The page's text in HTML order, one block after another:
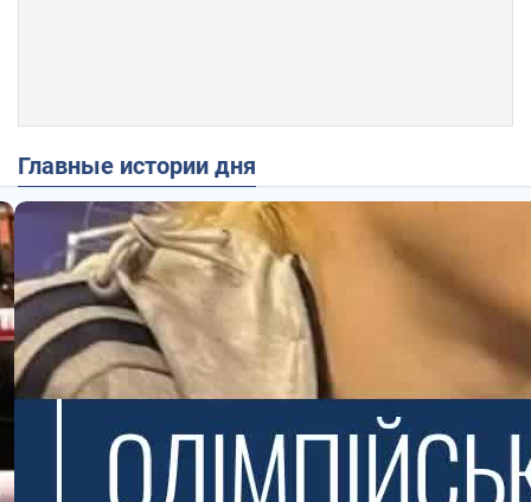
Главные истории дня